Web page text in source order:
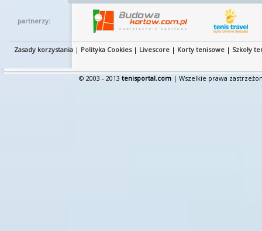
partnerzy:
Zasady korzystania | Polityka Cookies| Livescore | Korty tenisowe | Szkoły
© 2003 - 2013 tenisportal.com | Wszelkie prawa